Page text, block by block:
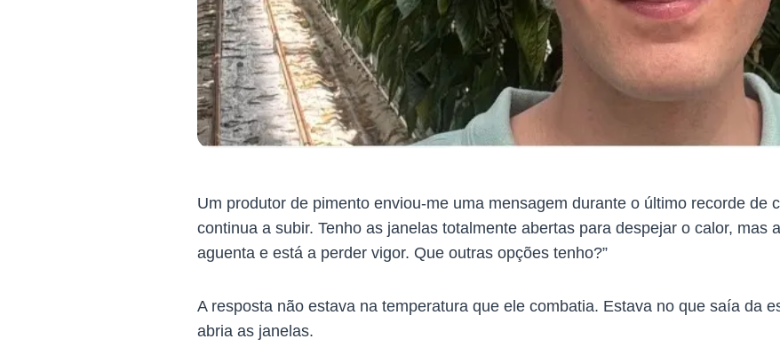
Um produtor de pimento enviou-me uma mensagem durante o último recorde de
continua a subir. Tenho as janelas totalmente abertas para despejar o calor, mas
aguenta e está a perder vigor. Que outras opções tenho?”
A resposta não estava na temperatura que ele combatia. Estava no que saía da
abria as janelas.